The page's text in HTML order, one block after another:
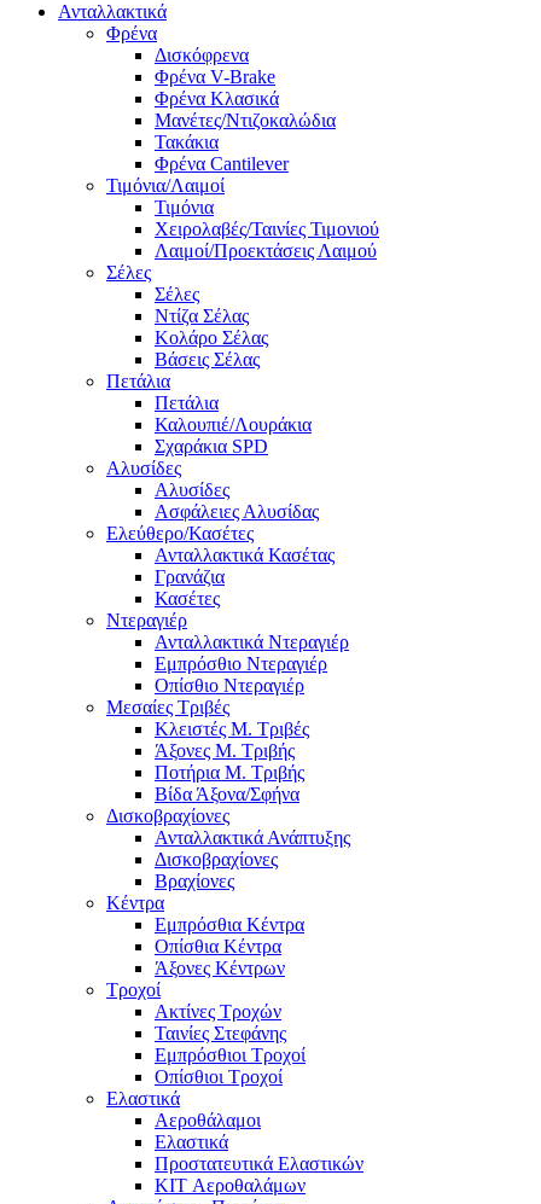
Ανταλλακτικά
Φρένα
Δισκόφρενα
Φρένα V-Brake
Φρένα Κλασικά
Μανέτες/Ντιζοκαλώδια
Τακάκια
Φρένα Cantilever
Τιμόνια/Λαιμοί
Τιμόνια
Χειρολαβές/Ταινίες Τιμονιού
Λαιμοί/Προεκτάσεις Λαιμού
Σέλες
Σέλες
Ντίζα Σέλας
Κολάρο Σέλας
Βάσεις Σέλας
Πετάλια
Πετάλια
Καλουπιέ/Λουράκια
Σχαράκια SPD
Αλυσίδες
Αλυσίδες
Ασφάλειες Αλυσίδας
Ελεύθερο/Κασέτες
Ανταλλακτικά Κασέτας
Γρανάζια
Κασέτες
Ντεραγιέρ
Ανταλλακτικά Ντεραγιέρ
Εμπρόσθιο Ντεραγιέρ
Οπίσθιο Ντεραγιέρ
Μεσαίες Τριβές
Κλειστές Μ. Τριβές
Άξονες Μ. Τριβής
Ποτήρια Μ. Τριβής
Βίδα Άξονα/Σφήνα
Δισκοβραχίονες
Ανταλλακτικά Ανάπτυξης
Δισκοβραχίονες
Βραχίονες
Κέντρα
Εμπρόσθια Κέντρα
Οπίσθια Κέντρα
Άξονες Κέντρων
Τροχοί
Ακτίνες Τροχών
Ταινίες Στεφάνης
Εμπρόσθιοι Τροχοί
Οπίσθιοι Τροχοί
Ελαστικά
Αεροθάλαμοι
Ελαστικά
Προστατευτικά Ελαστικών
KIT Αεροθαλάμων